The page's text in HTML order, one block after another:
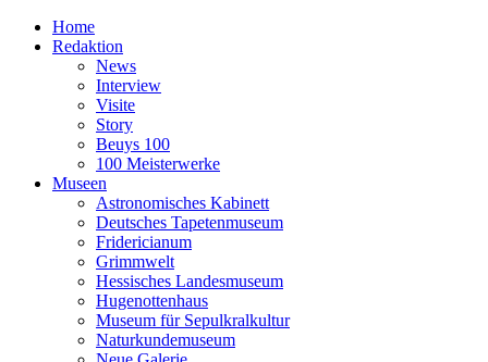
Home
Redaktion
News
Interview
Visite
Story
Beuys 100
100 Meisterwerke
Museen
Astronomisches Kabinett
Deutsches Tapetenmuseum
Fridericianum
Grimmwelt
Hessisches Landesmuseum
Hugenottenhaus
Museum für Sepulkralkultur
Naturkundemuseum